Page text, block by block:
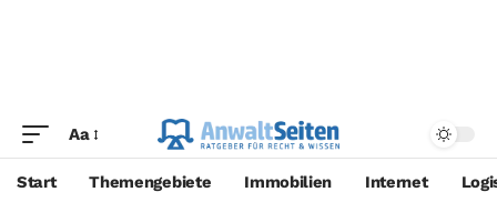
Aa
Start Themengebiete Immobilien Internet